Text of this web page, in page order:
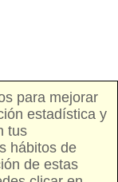
para mejorar
estadística y
tus
hábitos de
de estas